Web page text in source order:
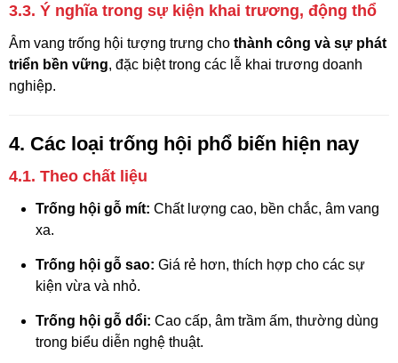
3.3. Ý nghĩa trong sự kiện khai trương, động thổ
Âm vang trống hội tượng trưng cho thành công và sự phát
triển bền vững, đặc biệt trong các lễ khai trương doanh
nghiệp.
4. Các loại trống hội phổ biến hiện nay
4.1. Theo chất liệu
Trống hội gỗ mít: Chất lượng cao, bền chắc, âm vang
xa.
Trống hội gỗ sao: Giá rẻ hơn, thích hợp cho các sự
kiện vừa và nhỏ.
Trống hội gỗ dổi: Cao cấp, âm trầm ấm, thường dùng
trong biểu diễn nghệ thuật.